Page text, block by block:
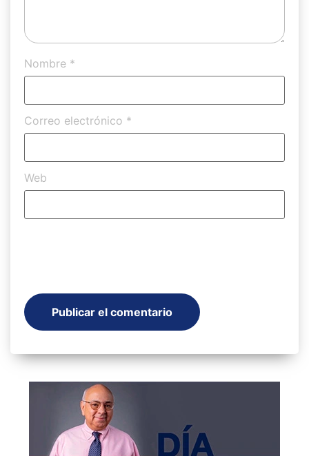
Nombre *
Correo electrónico *
Web